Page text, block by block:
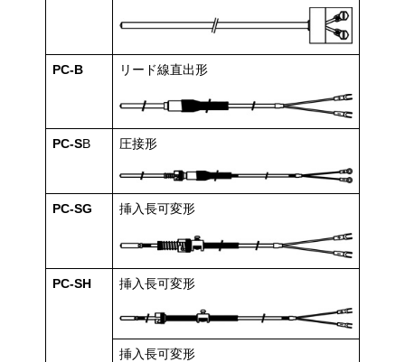
PC-B リード線直出形
PC-SB 圧接形
PC-SG 挿入長可変形
PC-SH 挿入長可変形
挿入長可変形